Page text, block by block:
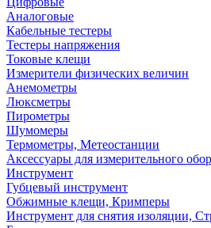
Аналоговые
Кабельные тестеры
Тестеры напряжения
Токовые клещи
Измерители физических величин
Анемометры
Люксметры
Пирометры
Шумомеры
Термометры, Метеостанции
Аксессуары для измерительного
Инструмент
Губцевый инструмент
Обжимные клещи, Кримперы
Инструмент для снятия изоляции,